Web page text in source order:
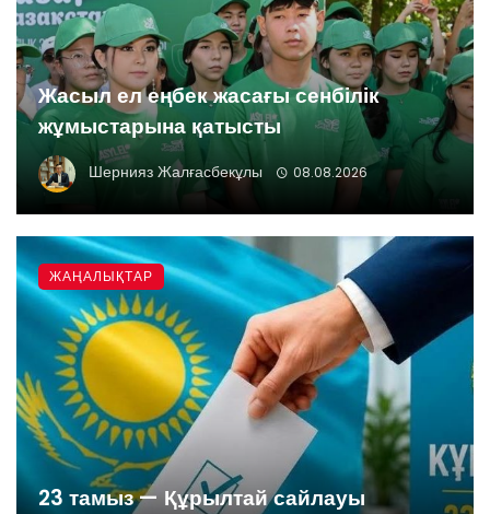
Жасыл ел еңбек жасағы сенбілік
жұмыстарына қатысты
Шернияз Жалғасбекұлы 08.08.2026
23 тамыз — Құрылтай сайлауы
ЖАҢАЛЫҚТАР